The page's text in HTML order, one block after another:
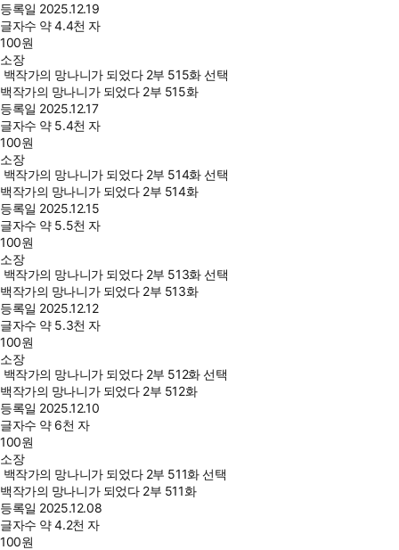
등록일 2025.12.19
글자수 약 4.4천 자
100원
소장
백작가의 망나니가 되었다 2부 515화 선택
백작가의 망나니가 되었다 2부 515화
등록일 2025.12.17
글자수 약 5.4천 자
100원
소장
백작가의 망나니가 되었다 2부 514화 선택
백작가의 망나니가 되었다 2부 514화
등록일 2025.12.15
글자수 약 5.5천 자
100원
소장
백작가의 망나니가 되었다 2부 513화 선택
백작가의 망나니가 되었다 2부 513화
등록일 2025.12.12
글자수 약 5.3천 자
100원
소장
백작가의 망나니가 되었다 2부 512화 선택
백작가의 망나니가 되었다 2부 512화
등록일 2025.12.10
글자수 약 6천 자
100원
소장
백작가의 망나니가 되었다 2부 511화 선택
백작가의 망나니가 되었다 2부 511화
등록일 2025.12.08
글자수 약 4.2천 자
100원